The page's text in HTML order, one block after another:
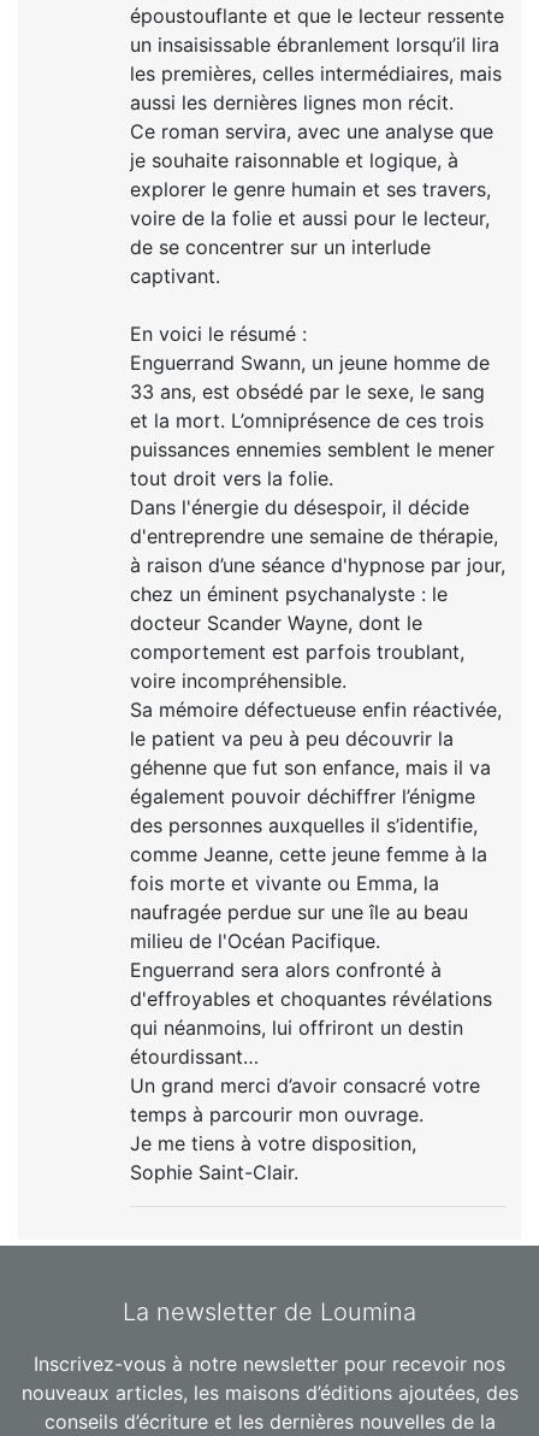
époustouflante et que le lecteur ressente
un insaisissable ébranlement lorsqu’il lira
les premières, celles intermédiaires, mais
aussi les dernières lignes mon récit.
Ce roman servira, avec une analyse que
je souhaite raisonnable et logique, à
explorer le genre humain et ses travers,
voire de la folie et aussi pour le lecteur,
de se concentrer sur un interlude
captivant.
En voici le résumé :
Enguerrand Swann, un jeune homme de
33 ans, est obsédé par le sexe, le sang
et la mort. L’omniprésence de ces trois
puissances ennemies semblent le mener
tout droit vers la folie.
Dans l'énergie du désespoir, il décide
d'entreprendre une semaine de thérapie,
à raison d’une séance d'hypnose par jour,
chez un éminent psychanalyste : le
docteur Scander Wayne, dont le
comportement est parfois troublant,
voire incompréhensible.
Sa mémoire défectueuse enfin réactivée,
le patient va peu à peu découvrir la
géhenne que fut son enfance, mais il va
également pouvoir déchiffrer l’énigme
des personnes auxquelles il s’identifie,
comme Jeanne, cette jeune femme à la
fois morte et vivante ou Emma, la
naufragée perdue sur une île au beau
milieu de l'Océan Pacifique.
Enguerrand sera alors confronté à
d'effroyables et choquantes révélations
qui néanmoins, lui offriront un destin
étourdissant…
Un grand merci d’avoir consacré votre
temps à parcourir mon ouvrage.
Je me tiens à votre disposition,
Sophie Saint-Clair.
La newsletter de Loumina
Inscrivez-vous à notre newsletter pour recevoir nos
nouveaux articles, les maisons d’éditions ajoutées, des
conseils d’écriture et les dernières nouvelles de la